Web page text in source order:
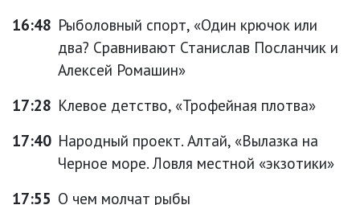
16:48 Рыболовный спорт, «Один крючок или
два? Сравнивают Станислав Посланчик и
Алексей Ромашин»
17:28 Клевое детство, «Трофейная плотва»
17:40 Народный проект. Алтай, «Вылазка на
Черное море. Ловля местной «экзотики»
17:55 О чем молчат рыбы